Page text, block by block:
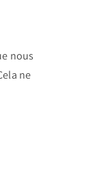
nous
ne